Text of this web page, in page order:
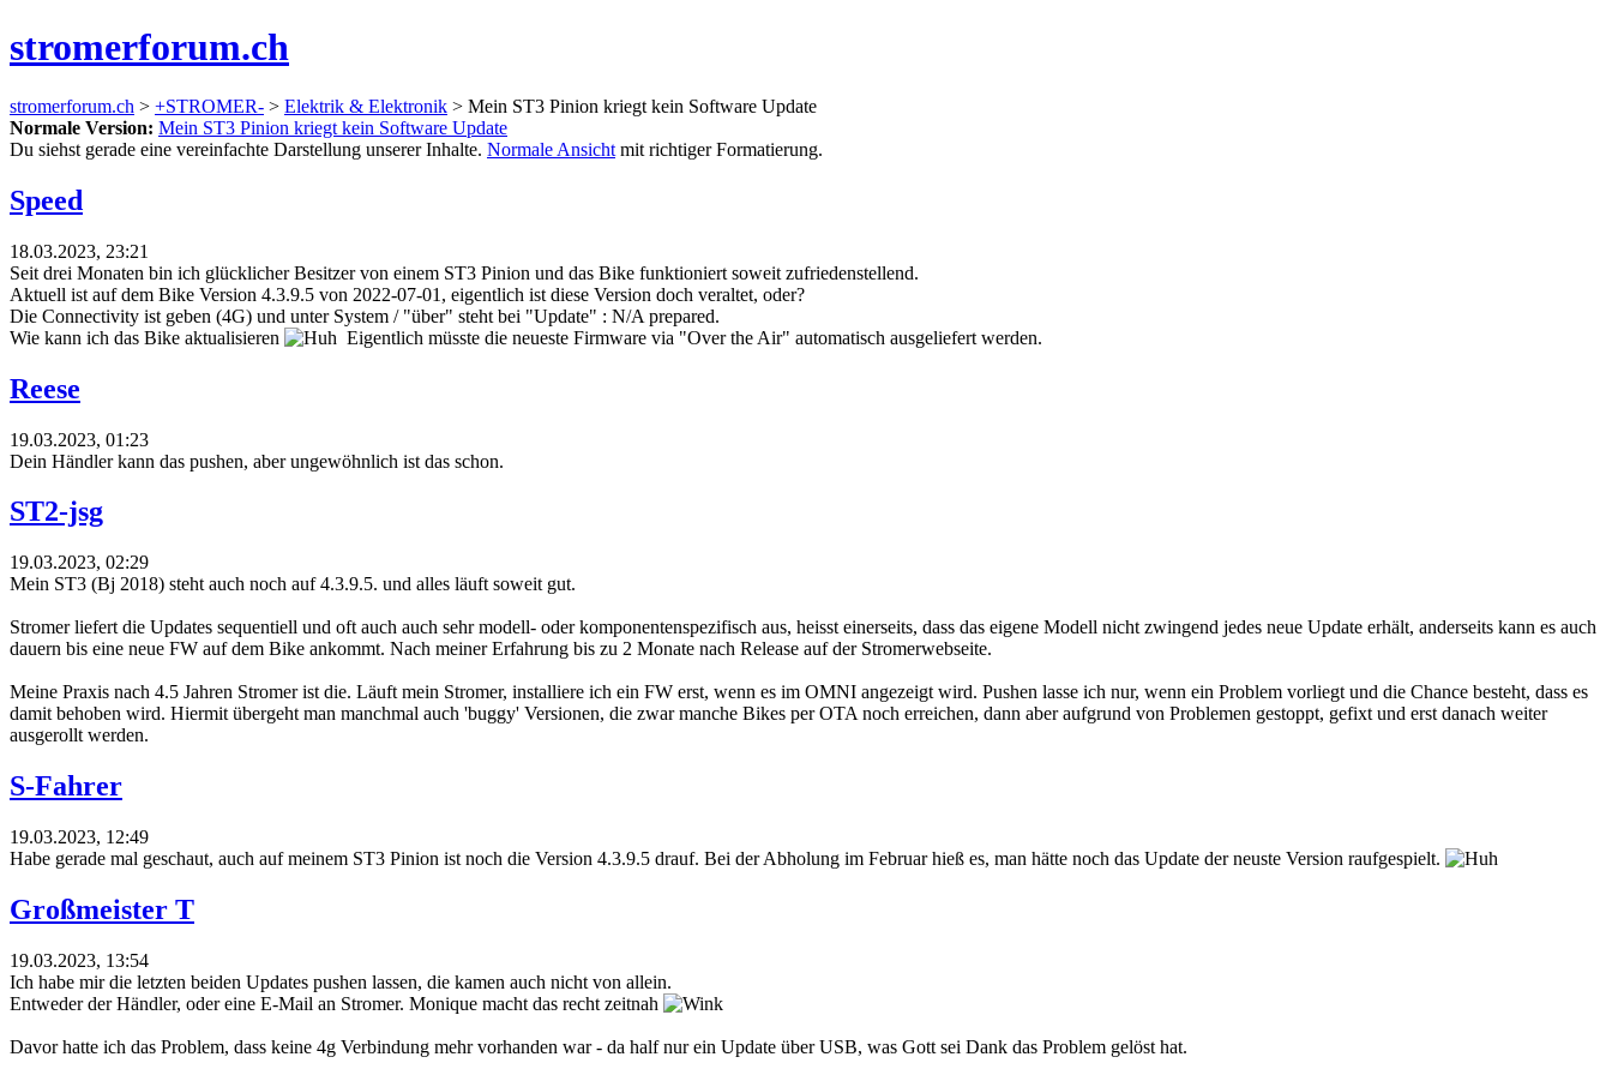
stromerforum.ch
stromerforum.ch > +STROMER- > Elektrik & Elektronik > Mein ST3 Pinion kriegt kein Software Update
Normale Version: Mein ST3 Pinion kriegt kein Software Update
Du siehst gerade eine vereinfachte Darstellung unserer Inhalte. Normale Ansicht mit richtiger Formatierung.
Speed
18.03.2023, 23:21
Seit drei Monaten bin ich glücklicher Besitzer von einem ST3 Pinion und das Bike funktioniert soweit zufriedenstellend.
Aktuell ist auf dem Bike Version 4.3.9.5 von 2022-07-01, eigentlich ist diese Version doch veraltet, oder?
Die Connectivity ist geben (4G) und unter System / "über" steht bei "Update" : N/A prepared.
Wie kann ich das Bike aktualisieren
Eigentlich müsste die neueste Firmware via "Over the Air" automatisch ausgeliefert werden.
Reese
19.03.2023, 01:23
Dein Händler kann das pushen, aber ungewöhnlich ist das schon.
ST2-jsg
19.03.2023, 02:29
Mein ST3 (Bj 2018) steht auch noch auf 4.3.9.5. und alles läuft soweit gut.
Stromer liefert die Updates sequentiell und oft auch auch sehr modell- oder komponentenspezifisch aus, heisst einerseits, dass das eigene Modell nicht zwingend jedes neue Update erhält, anderseits kann es auch
dauern bis eine neue FW auf dem Bike ankommt. Nach meiner Erfahrung bis zu 2 Monate nach Release auf der Stromerwebseite.
Meine Praxis nach 4.5 Jahren Stromer ist die. Läuft mein Stromer, installiere ich ein FW erst, wenn es im OMNI angezeigt wird. Pushen lasse ich nur, wenn ein Problem vorliegt und die Chance besteht, dass es
damit behoben wird. Hiermit übergeht man manchmal auch 'buggy' Versionen, die zwar manche Bikes per OTA noch erreichen, dann aber aufgrund von Problemen gestoppt, gefixt und erst danach weiter
ausgerollt werden.
S-Fahrer
19.03.2023, 12:49
Habe gerade mal geschaut, auch auf meinem ST3 Pinion ist noch die Version 4.3.9.5 drauf. Bei der Abholung im Februar hieß es, man hätte noch das Update der neuste Version raufgespielt.
Großmeister T
19.03.2023, 13:54
Ich habe mir die letzten beiden Updates pushen lassen, die kamen auch nicht von allein.
Entweder der Händler, oder eine E-Mail an Stromer. Monique macht das recht zeitnah
Davor hatte ich das Problem, dass keine 4g Verbindung mehr vorhanden war - da half nur ein Update über USB, was Gott sei Dank das Problem gelöst hat.